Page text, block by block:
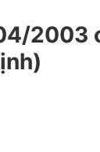
2003